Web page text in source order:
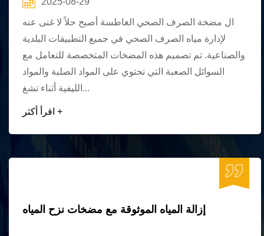
ال مضخة الصرف الصحي الغاطسة أصبح حلاً لا غنى عنه
لإدارة مياه الصرف الصحي في جميع التطبيقات البلدية
والصناعية. تم تصميم هذه المضخات المتخصصة للتعامل مع
السوائل الصعبة التي تحتوي على المواد الصلبة والمواد
الليفية أثناء تشغ...
اقرأ أكثر +
إزالة المياه الموثوقة مع مضخات نزح المياه